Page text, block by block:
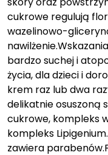
cukrowe regulują
wazelinowo-
bardzo suchej i
życia, dla dzieci i
krem raz lub dwa
delikatnie osuszoną
cukrowe, kompleks
kompleks
zawiera